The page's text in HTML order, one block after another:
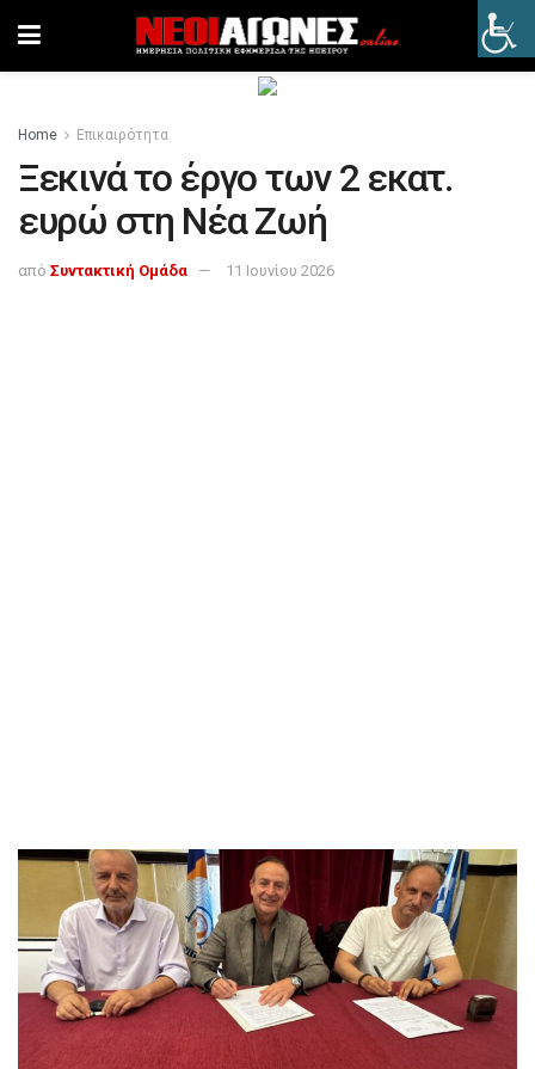
Home Επικαιρότητα
Ξεκινά το έργο των 2 εκατ.
ευρώ στη Νέα Ζωή
από Συντακτική Ομάδα 11 Ιουνίου 2026